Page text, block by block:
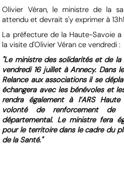
Olivier Véran, le ministre de la
attendu et devrait s'y exprimer à
La préfecture de la Haute-Savoie
la visite d'Olivier Véran ce vendredi :
"Le ministre des solidarités et de
vendredi 16 juillet à Annecy. Dans
Relance aux associations il se
échangera avec les bénévoles et
rendra également à l’ARS
volonté de renforcement de
départemental. Le ministre fera
pour le territoire dans le cadre du
de la Santé."